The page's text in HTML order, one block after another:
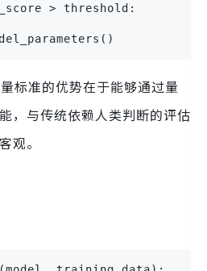
> threshold:
标准的优势在于能够通过量
，与传统依赖人类判断的评估
观。